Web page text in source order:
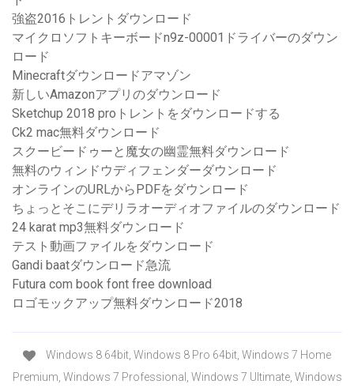
強盗2016トレントダウンロード
マイクロソフトキーボードn9z-00001ドライバーのダウン
ロード
Minecraftダウンロードアマゾン
新しいAmazonアプリのダウンロード
Sketchup 2018 proトレントをダウンロードする
Ck2 mac無料ダウンロード
スクービードゥーと魔女の幽霊無料ダウンロード
無料のウィンドウディフェンダーダウンロード
オンラインのURLからPDFをダウンロード
ちょっとそこにデリラオーディオファイルのダウンロード
24 karat mp3無料ダウンロード
テスト動画ファイルをダウンロード
Gandi baatダウンロード急流
Futura com book font free download
ロゴモックアップ無料ダウンロード2018
Windows 8 64bit, Windows 8 Pro 64bit, Windows 7 Home
Premium, Windows 7 Professional, Windows 7 Ultimate, Windows